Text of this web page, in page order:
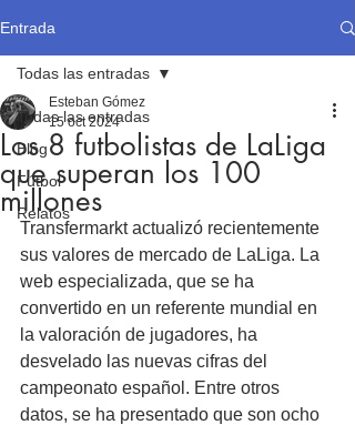
Entrada
Todas las entradas
Blog
Fútbol
Relatos
Todas las entradas
Los 8 futbolistas de LaLiga
que superan los 100
millones
Esteban Gómez
15 oct 2024
Transfermarkt actualizó recientemente
sus valores de mercado de LaLiga. La
web especializada, que se ha
convertido en un referente mundial en
la valoración de jugadores, ha
desvelado las nuevas cifras del
campeonato español. Entre otros
datos, se ha presentado que son ocho